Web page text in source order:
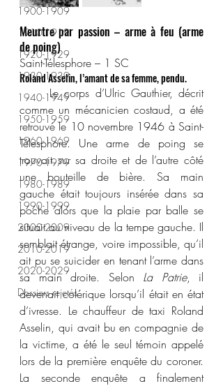
1900-1909
1910-1919
1920-1929
1930-1939
1940-1949
1950-1959
1960-1969
1970-1979
1980-1989
1990-1999
2000-2009
2010-2019
2020-2029
Dossiers rejetés
Meurtre par passion – arme à feu (arme
de poing)
Saint-Télesphore – 1 SC
Roland Asselin, l’amant de sa femme, pendu.
	Le corps d’Ulric Gauthier, décrit
comme un mécanicien costaud, a été
retrouvé le 10 novembre 1946 à Saint-
Télesphore. Une arme de poing se
trouvait sur sa droite et de l’autre côté
une bouteille de bière. Sa main
gauche était toujours insérée dans sa
poche alors que la plaie par balle se
situait au niveau de la tempe gauche. Il
semblait étrange, voire impossible, qu’il
ait pu se suicider en tenant l’arme dans
sa main droite. Selon La Patrie, il
devenait colérique lorsqu’il était en état
d’ivresse. Le chauffeur de taxi Roland
Asselin, qui avait bu en compagnie de
la victime, a été le seul témoin appelé
lors de la première enquête du coroner.
La seconde enquête a finalement